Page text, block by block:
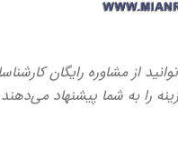
از مشاوره رایگان
را به شما پیشنهاد